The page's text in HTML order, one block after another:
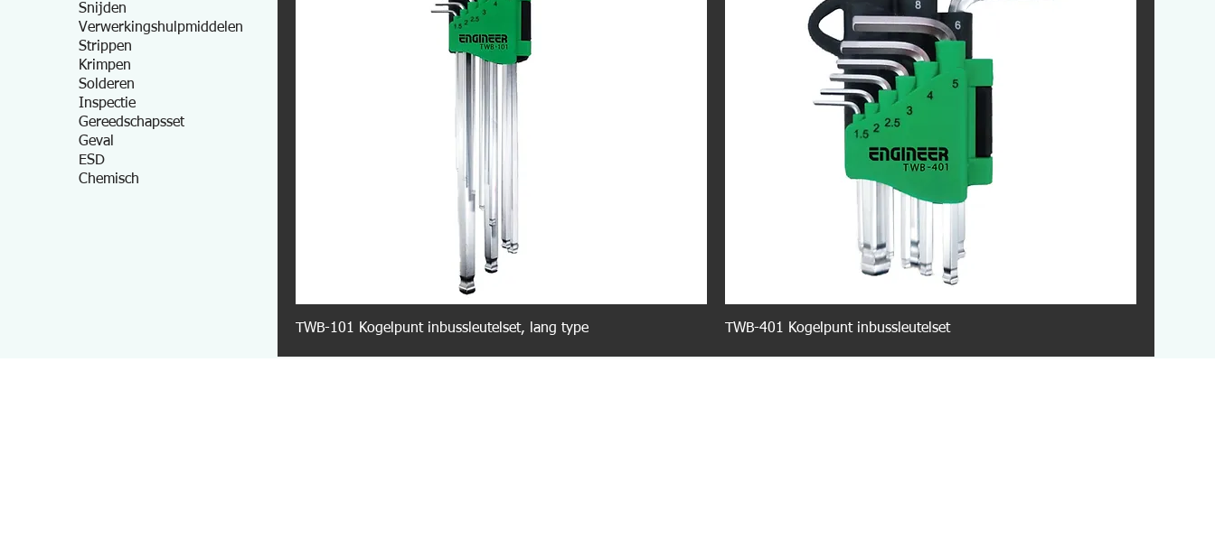
Snijden
Verwerkingshulpmiddelen
Strippen
Krimpen
Solderen
Inspectie
Gereedschapsset
Geval
ESD
Chemisch
TWB-101 Kogelpunt inbussleutelset, lang type TWB-401 Kogelpunt inbussleutelset